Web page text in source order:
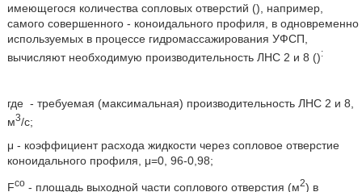
имеющегося количества сопловых отверстий (), например,
самого совершенного - коноидального профиля, в одновременно
используемых в процессе гидромассажирования УФСП,
вычисляют необходимую производительность ЛНС 2 и 8 ():
где - требуемая (максимальная) производительность ЛНС 2 и 8,
м3/с;
μ - коэффициент расхода жидкости через сопловое отверстие
коноидального профиля, μ=0, 96-0,98;
Fco- площадь выходной части соплового отверстия (м2) в